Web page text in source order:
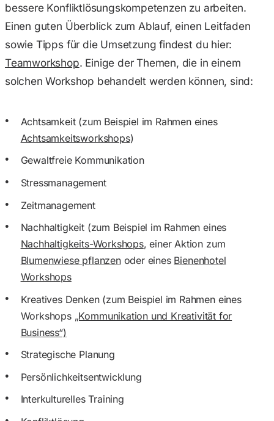
bessere Konfliktlösungskompetenzen zu arbeiten.
Einen guten Überblick zum Ablauf, einen Leitfaden
sowie Tipps für die Umsetzung findest du hier:
Teamworkshop. Einige der Themen, die in einem
solchen Workshop behandelt werden können, sind:
Achtsamkeit (zum Beispiel im Rahmen eines
Achtsamkeitsworkshops)
Gewaltfreie Kommunikation
Stressmanagement
Zeitmanagement
Nachhaltigkeit (zum Beispiel im Rahmen eines
Nachhaltigkeits-Workshops, einer Aktion zum
Blumenwiese pflanzenoder eines Bienenhotel
Workshops
Kreatives Denken (zum Beispiel im Rahmen eines
Workshops „Kommunikation und Kreativität for
Business“)
Strategische Planung
Persönlichkeitsentwicklung
Interkulturelles Training